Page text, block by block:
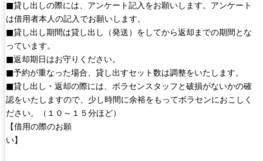
■貸し出しの際には、アンケート記入をお願いします。アンケート
は借用者本人の記入でお願いします。
■貸し出し期間は貸し出し（発送）をしてから返却までの期間とな
っています。
■返却期日はお守りください。
■予約が重なった場合、貸し出すセット数は調整をいたします。
■貸し出し・返却の際には、ボラセンスタッフと破損がないかの確
認をいたしますので、少し時間に余裕をもってボラセンにおこしく
ださい。（１０～１５分ほど）
【借用の際のお願
い】